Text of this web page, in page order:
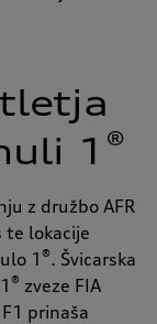
1 ®
z družbo AFR
te lokacije
1 ®. Švicarska
® zveze FIA
prinaša